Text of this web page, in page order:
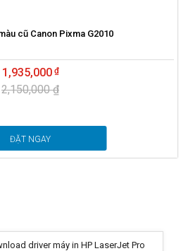
cũ Canon Pixma G2010
1,935,000
2,150,000 ₫
ĐẶT NGAY
driver máy in HP LaserJet Pro